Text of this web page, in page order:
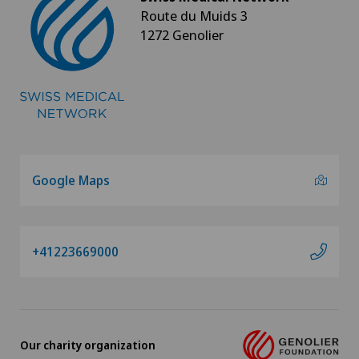
Route du Muids 3
1272 Genolier
Google Maps
+41223669000
Our charity organization